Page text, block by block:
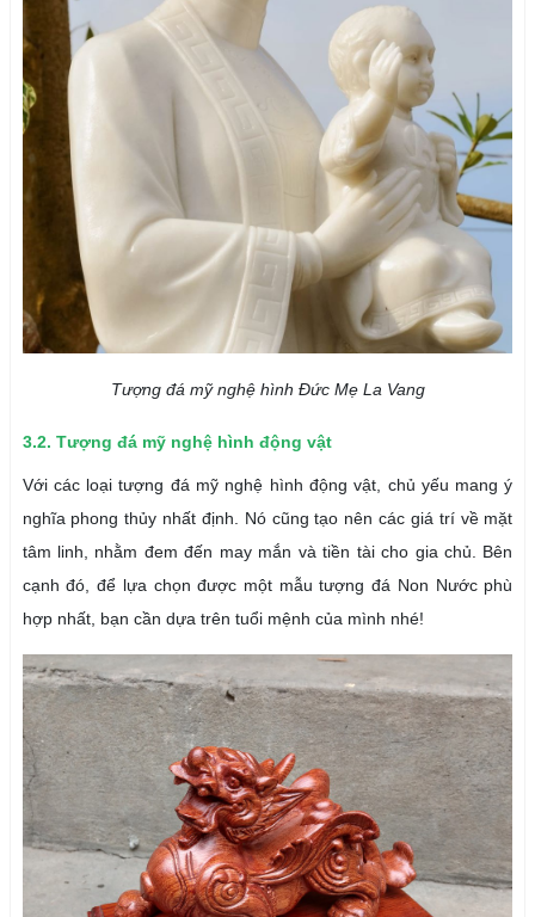
Tượng đá mỹ nghệ hình Đức Mẹ La Vang
3.2. Tượng đá mỹ nghệ hình động vật
Với các loại tượng đá mỹ nghệ hình động vật, chủ yếu mang ý
nghĩa phong thủy nhất định. Nó cũng tạo nên các giá trí về mặt
tâm linh, nhằm đem đến may mắn và tiền tài cho gia chủ. Bên
cạnh đó, để lựa chọn được một mẫu tượng đá Non Nước phù
hợp nhất, bạn cần dựa trên tuổi mệnh của mình nhé!